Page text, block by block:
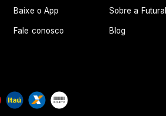
Baixe o App Sobre a
Fale conosco Blog